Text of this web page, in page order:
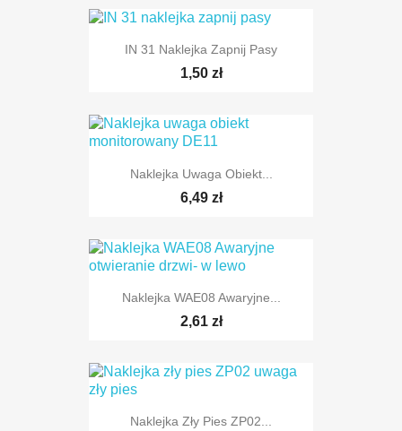
IN 31 Naklejka Zapnij Pasy
1,50 zł
Naklejka Uwaga Obiekt...
6,49 zł
Naklejka WAE08 Awaryjne...
2,61 zł
Naklejka Zły Pies ZP02...